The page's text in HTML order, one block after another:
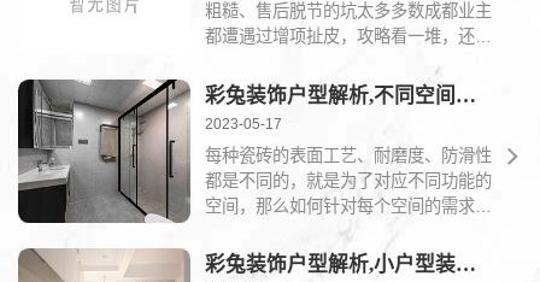
粗糙、售后脱节的坑太多多数成都业主
都遭遇过增项扯皮，攻略看一堆，还是
彩兔装饰户型解析,不同空间分别对应哪种瓷砖,一起来看看吧！
2023-05-17
每种瓷砖的表面工艺、耐磨度、防滑性
都是不同的，就是为了对应不同功能的
空间，那么如何针对每个空间的需求和
特殊性去选择对应的...
彩兔装饰户型解析,小户型装修的注意事项盘点,注意重点来了哦！